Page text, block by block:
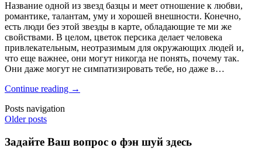
Название одной из звезд базцы и меет отношение к любви,
романтике, талантам, уму и хорошей внешности. Конечно,
есть люди без этой звезды в карте, обладающие те ми же
свойствами. В целом, цветок персика делает человека
привлекательным, неотразимым для окружающих людей и,
что еще важнее, они могут никогда не понять, почему так.
Они даже могут не симпатизировать тебе, но даже в…
Continue reading →
Posts navigation
Older posts
Задайте Ваш вопрос о фэн шуй здесь